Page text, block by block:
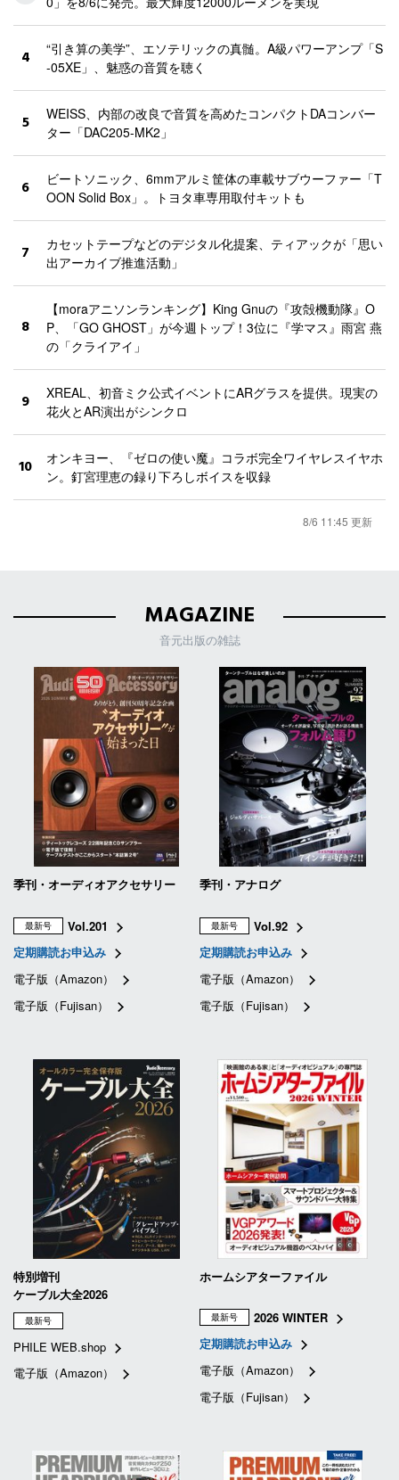
4
“引き算の美学”、エソテリックの真髄。A級パワーアンプ「S
-05XE」、魅惑の音質を聴く
5
WEISS、内部の改良で音質を高めたコンパクトDAコンバー
ター「DAC205-MK2」
6
ビートソニック、6mmアルミ筐体の車載サブウーファー「T
OON Solid Box」。トヨタ車専用取付キットも
7
カセットテープなどのデジタル化提案、ティアックが「思い
出アーカイブ推進活動」
8
【moraアニソンランキング】King Gnuの『攻殻機動隊』O
P、「GO GHOST」が今週トップ！3位に『学マス』雨宮 燕
の「クライアイ」
9
XREAL、初音ミク公式イベントにARグラスを提供。現実の
花火とAR演出がシンクロ
10
オンキヨー、『ゼロの使い魔』コラボ完全ワイヤレスイヤホ
ン。釘宮理恵の録り下ろしボイスを収録
8/6 11:45 更新
MAGAZINE
音元出版の雑誌
季刊・オーディオアクセサリー
最新号
Vol.201
定期購読お申込み
電子版（Amazon）
電子版（Fujisan）
季刊・アナログ
最新号
Vol.92
定期購読お申込み
電子版（Amazon）
電子版（Fujisan）
特別増刊
ケーブル大全2026
最新号
PHILE WEB.shop
電子版（Amazon）
ホームシアターファイル
最新号
2026 WINTER
定期購読お申込み
電子版（Amazon）
電子版（Fujisan）